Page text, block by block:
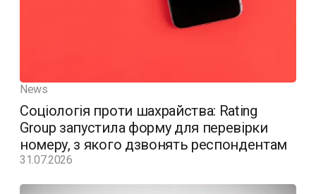
News
Соціологія проти шахрайства: Rating
Group запустила форму для перевірки
номеру, з якого дзвонять респондентам
31.07.2026